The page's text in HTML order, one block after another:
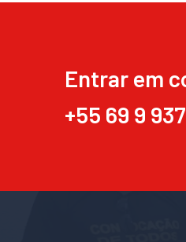
Entrar em
+55 69 9